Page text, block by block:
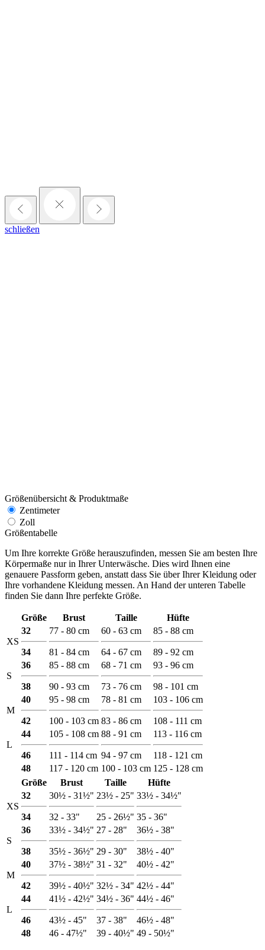
schließen
Größenübersicht & Produktmaße
Zentimeter
Zoll
Größentabelle
Um Ihre korrekte Größe herauszufinden, messen Sie am besten Ihre
Körpermaße nur in Ihrer Unterwäsche. Dies wird Ihnen eine
genauere Passform geben, anstatt dass Sie über Ihrer Kleidung oder
Ihre vorhandene Kleidung messen. An Hand der unteren Tabelle
finden Sie dann Ihre perfekte Größe.
Größe Brust Taille Hüfte
XS
32
34
77 - 80 cm
81 - 84 cm
60 - 63 cm
64 - 67 cm
85 - 88 cm
89 - 92 cm
S
36
38
85 - 88 cm
90 - 93 cm
68 - 71 cm
73 - 76 cm
93 - 96 cm
98 - 101 cm
M
40
42
95 - 98 cm
100 - 103 cm
78 - 81 cm
83 - 86 cm
103 - 106 cm
108 - 111 cm
L
44
46
105 - 108 cm
111 - 114 cm
88 - 91 cm
94 - 97 cm
113 - 116 cm
118 - 121 cm
48
117 - 120 cm 100 - 103 cm 125 - 128 cm
Größe
Brust Taille Hüfte
XS
32
34
30½ - 31½"
32 - 33"
23½ - 25"
25 - 26½"
33½ - 34½"
35 - 36"
S
36
38
33½ - 34½"
35½ - 36½"
27 - 28"
29 - 30"
36½ - 38"
38½ - 40"
M
40
42
37½ - 38½"
39½ - 40½"
31 - 32"
32½ - 34"
40½ - 42"
42½ - 44"
L
44
46
41½ - 42½"
43½ - 45"
34½ - 36"
37 - 38"
44½ - 46"
46½ - 48"
48
46 - 47½" 39 - 40½" 49 - 50½"